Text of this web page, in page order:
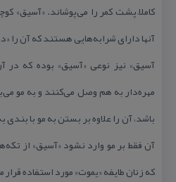
كاملاً پشت كمر را می‌پوشاند. «آسیق»
آنها دارای شرابه‌هایی هستند كه آن را
آسیق» نیز نوعی «آسیق» بوده كه در
مهره‌دار به هم وصل می‌كنند و به مو
باشد، آن را علاوه بر بستن به مو با
آن فقط بر مو وارد نشود «آسیق» از
كه زنان طایفه «یموت» مورد استفاده